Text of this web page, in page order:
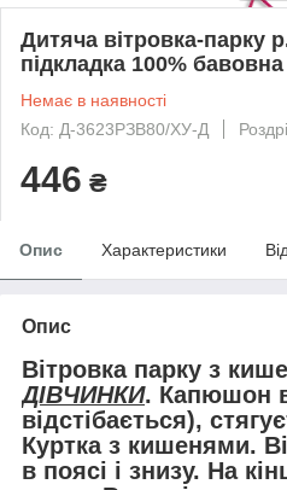
Дитяча вітровка-парку
підкладка 100%
Немає в наявності
Код: Д-3623РЗВ80/ХУ-Д
446 ₴
Опис Характеристики
Опис
Вітровка парку з
ДІВЧИНКИ. Капюшон
відстібається),
Куртка з кишенями.
в поясі і знизу. На